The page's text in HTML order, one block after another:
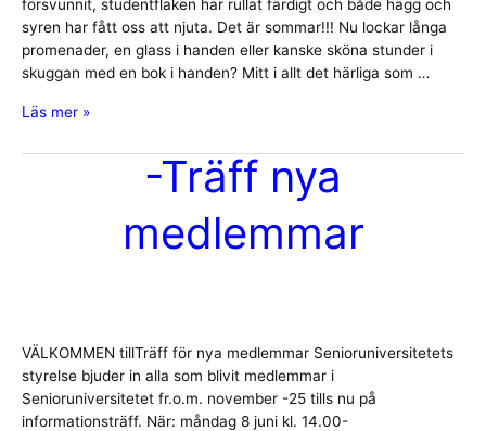
försvunnit, studentflaken har rullat färdigt och både hägg och
syren har fått oss att njuta. Det är sommar!!! Nu lockar långa
promenader, en glass i handen eller kanske sköna stunder i
skuggan med en bok i handen? Mitt i allt det härliga som …
-
nr
Läs mer »
-Träff nya
medlemmar
VÄLKOMMEN tillTräff för nya medlemmar Senioruniversitetets
styrelse bjuder in alla som blivit medlemmar i
Senioruniversitetet fr.o.m. november -25 tills nu på
informationsträff. När: måndag 8 juni kl. 14.00-